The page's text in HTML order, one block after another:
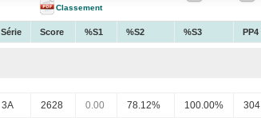
Classement
Série Score %S1 %S2 %S3 PP4
3A 2628 0.00 78.12% 100.00% 304